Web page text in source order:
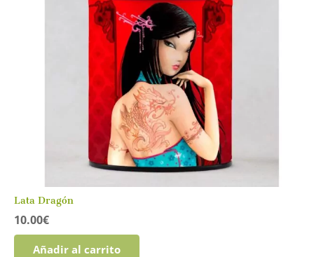
Lata Dragón
10.00€
Añadir al carrito